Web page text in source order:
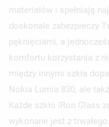
materiałów i spełniają
doskonale zabezpieczy
pęknięciami, a
komfortu korzystania z
między innymi szkła
Nokia Lumia 830, ale
Każde szkło iRon Glass
wykonane jest z